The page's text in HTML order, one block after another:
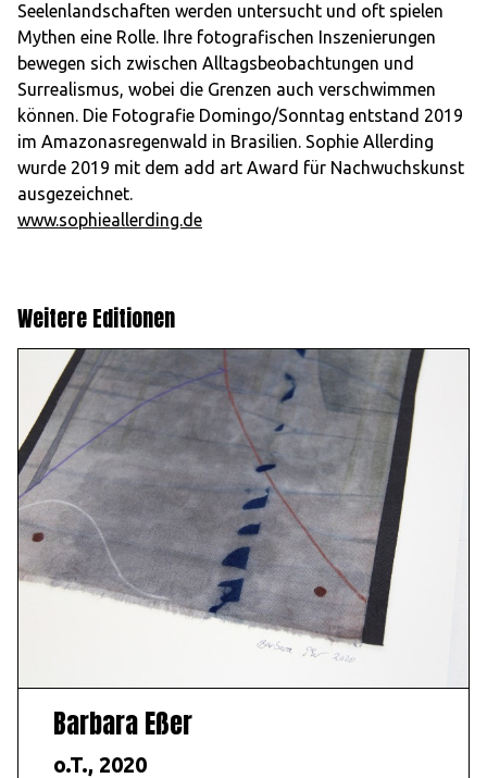
Seelenlandschaften werden untersucht und oft spielen
Mythen eine Rolle. Ihre fotografischen Inszenierungen
bewegen sich zwischen Alltagsbeobachtungen und
Surrealismus, wobei die Grenzen auch verschwimmen
können. Die Fotografie Domingo/Sonntag entstand 2019
im Amazonasregenwald in Brasilien. Sophie Allerding
wurde 2019 mit dem add art Award für Nachwuchskunst
ausgezeichnet.
www.sophieallerding.de
Weitere Editionen
Barbara Eßer
o.T., 2020